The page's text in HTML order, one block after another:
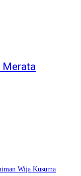
Merata
Wija Kusuma